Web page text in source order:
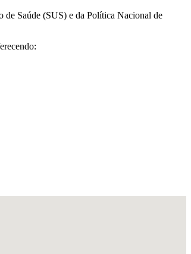
de Saúde (SUS) e da Política Nacional de